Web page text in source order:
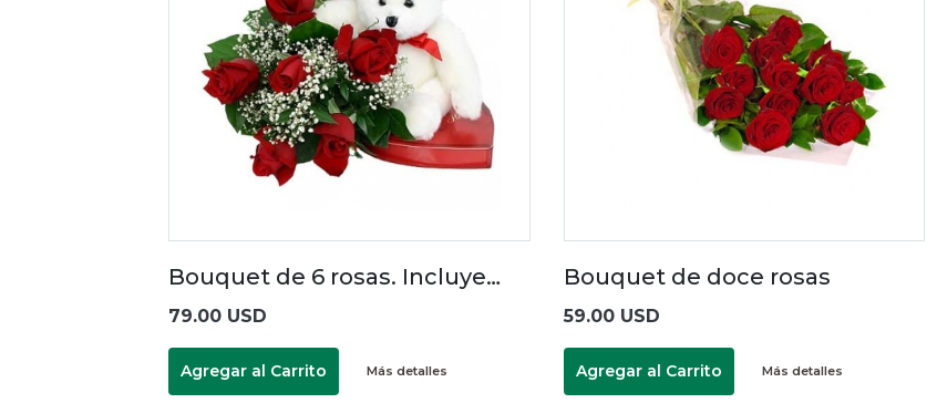
Bouquet de 6 rosas. Incluye…
79.00 USD
Agregar al Carrito Más detalles
Bouquet de doce rosas
59.00 USD
Agregar al Carrito Más detalles